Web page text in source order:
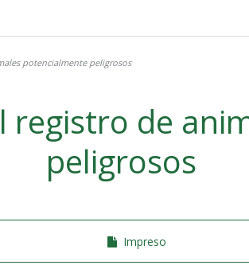
potencialmente peligrosos
registro de
peligrosos
Impreso